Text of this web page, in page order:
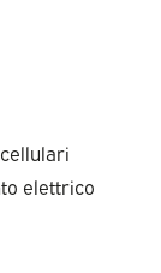
elettrico